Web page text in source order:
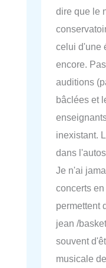
dire que le
celui d'une
encore.
auditions
bâclées et
inexistant.
dans
Je n'ai
concerts
permettent
jean /
souvent
musicale